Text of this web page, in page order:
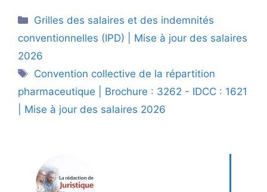
Catégories
Grilles des salaires et des indemnités
conventionnelles (IPD) | Mise à jour des salaires
2026
Étiquettes
Convention collective de la répartition
pharmaceutique | Brochure : 3262 - IDCC : 1621
| Mise à jour des salaires 2026